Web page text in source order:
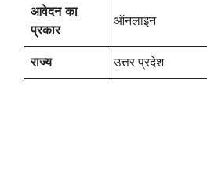
आवेदन का
प्रकार
ऑनलाइन
राज्य उत्तर प्रदेश